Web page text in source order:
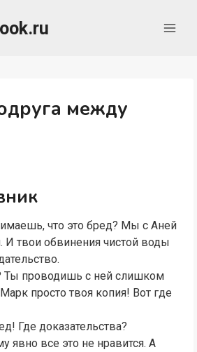
между
что это бред? Мы с Аней
И твои обвинения чистой воды
Ты проводишь с ней слишком
просто твоя копия! Вот где
Где доказательства?
явно все это не нравится. А